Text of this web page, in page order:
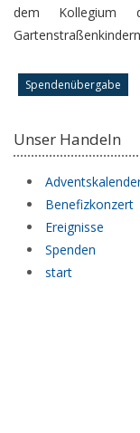
dem Kollegium
Spendenübergabe
Unser Handeln
Benefizkonzert
Ereignisse
Spenden
start